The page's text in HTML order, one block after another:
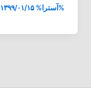
%آسترا% ۱۳۹۹/۰۱/۱۵